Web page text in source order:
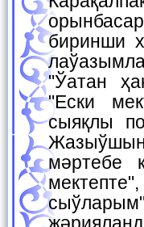
биринши
"Ўатан
"Ески
сыяқлы
мәртебе